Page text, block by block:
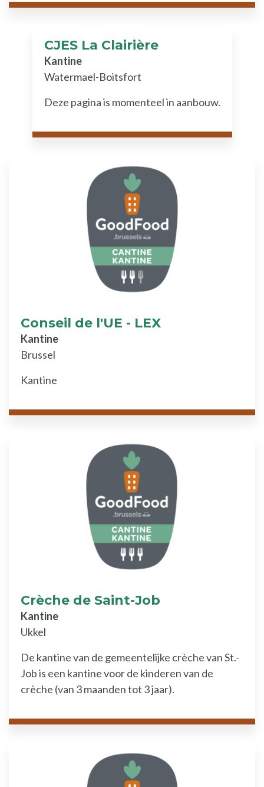
CJES La Clairière
Kantine
Watermael-Boitsfort
Deze pagina is momenteel in aanbouw.
Conseil de l'UE - LEX
Kantine
Brussel
Kantine
Crèche de Saint-Job
Kantine
Ukkel
De kantine van de gemeentelijke crèche van St.-
Job is een kantine voor de kinderen van de
crèche (van 3 maanden tot 3 jaar).